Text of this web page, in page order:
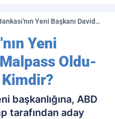
Yeni Başkanı David
Yeni
Oldu-
başkanlığına, ABD
tarafından aday